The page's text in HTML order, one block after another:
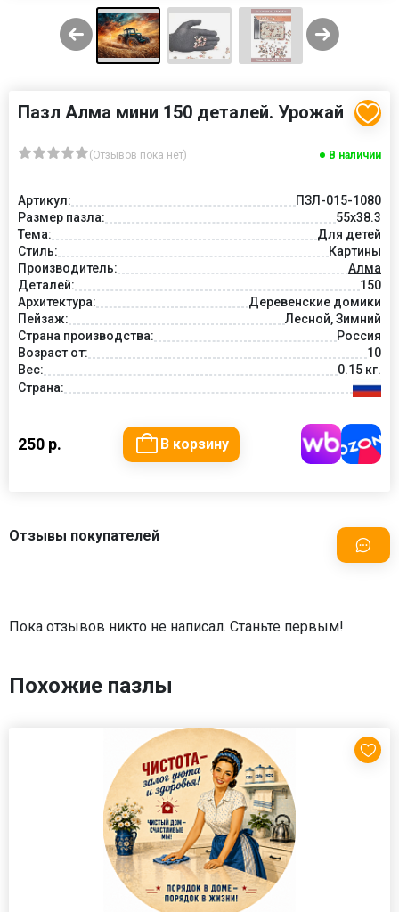
Пазл Алма мини 150 деталей. Урожай
(Отзывов пока нет) В наличии
Артикул:
ПЗЛ-015-1080
Размер пазла:
55х38.3
Тема:
Для детей
Стиль:
Картины
Производитель:
Алма
Деталей:
150
Архитектура:
Деревенские домики
Пейзаж:
Лесной, Зимний
Страна производства:
Россия
Возраст от:
10
Вес:
0.15 кг.
Страна:
250 р. В корзину
Отзывы покупателей
Пока отзывов никто не написал. Станьте первым!
Похожие пазлы